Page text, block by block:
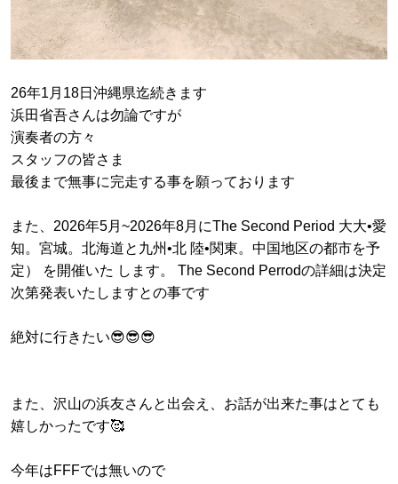
26年1月18日沖縄県迄続きます
浜田省吾さんは勿論ですが
演奏者の方々
スタッフの皆さま
最後まで無事に完走する事を願っております
また、2026年5月~2026年8月にThe Second Period 大大•愛
知。宮城。北海道と九州•北 陸•関東。中国地区の都市を予
定） を開催いた します。 The Second Perrodの詳細は決定
次第発表いたしますとの事です
絶対に行きたい😎😎😎
また、沢山の浜友さんと出会え、お話が出来た事はとても
嬉しかったです🥰
今年はFFFでは無いので